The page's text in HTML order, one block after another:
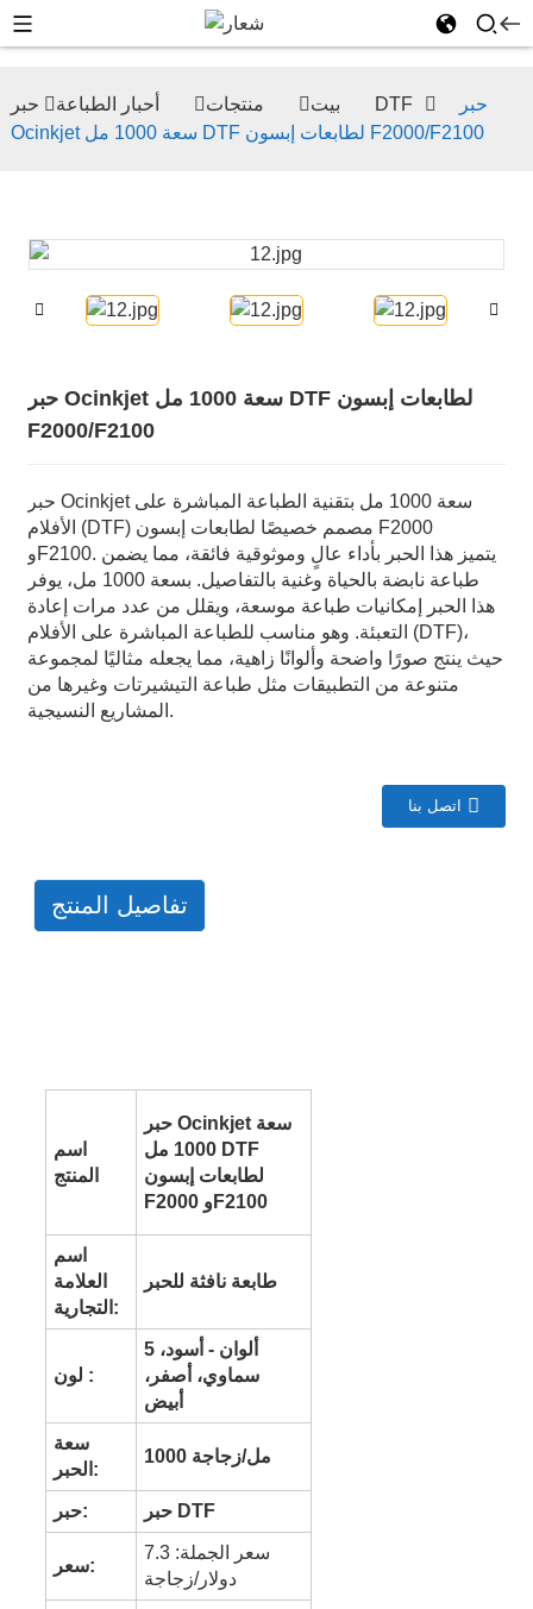
بيت منتجات أحبار الطباعة حبر DTF
حبر
Ocinkjet سعة 1000 مل DTF لطابعات إبسون F2000/F2100
حبر Ocinkjet سعة 1000 مل DTF لطابعات إبسون
F2000/F2100
حبر Ocinkjet سعة 1000 مل بتقنية الطباعة المباشرة على
الأفلام (DTF) مصمم خصيصًا لطابعات إبسون F2000
وF2100. يتميز هذا الحبر بأداء عالٍ وموثوقية فائقة، مما يضمن
طباعة نابضة بالحياة وغنية بالتفاصيل. بسعة 1000 مل، يوفر
هذا الحبر إمكانيات طباعة موسعة، ويقلل من عدد مرات إعادة
التعبئة. وهو مناسب للطباعة المباشرة على الأفلام (DTF)،
حيث ينتج صورًا واضحة وألوانًا زاهية، مما يجعله مثاليًا لمجموعة
متنوعة من التطبيقات مثل طباعة التيشيرتات وغيرها من
المشاريع النسيجية.
اتصل بنا
تفاصيل المنتج
اسم
المنتج
حبر Ocinkjet سعة
1000 مل DTF
لطابعات إبسون
F2000 وF2100
اسم
العلامة
التجارية:
طابعة نافثة للحبر
لون :
5 ألوان - أسود،
سماوي، أصفر،
أبيض
سعة
الحبر:
1000 مل/زجاجة
حبر: حبر DTF
سعر:
سعر الجملة: 7.3
دولار/زجاجة